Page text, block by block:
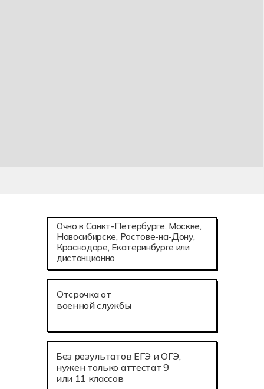
Отсрочка от
военной службы
Без результатов ЕГЭ и ОГЭ,
нужен только аттестат 9
или 11 классов
Очно в Санкт-Петербурге, Москве,
Новосибирске, Ростове-на-Дону,
Краснодаре, Екатеринбурге или
дистанционно